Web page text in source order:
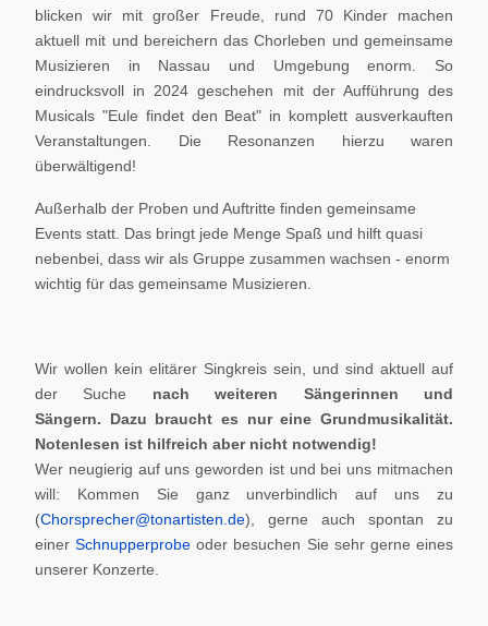
blicken wir mit großer Freude, rund 70 Kinder machen
aktuell mit und bereichern das Chorleben und gemeinsame
Musizieren in Nassau und Umgebung enorm. So
eindrucksvoll in 2024 geschehen mit der Aufführung des
Musicals "Eule findet den Beat" in komplett ausverkauften
Veranstaltungen. Die Resonanzen hierzu waren
überwältigend!
Außerhalb der Proben und Auftritte finden gemeinsame
Events statt. Das bringt jede Menge Spaß und hilft quasi
nebenbei, dass wir als Gruppe zusammen wachsen - enorm
wichtig für das gemeinsame Musizieren.
Wir wollen kein elitärer Singkreis sein, und sind aktuell auf
der Suche nach weiteren Sängerinnen und
Sängern. Dazu braucht es nur eine Grundmusikalität.
Notenlesen ist hilfreich aber nicht notwendig!
Wer neugierig auf uns geworden ist und bei uns mitmachen
will: Kommen Sie ganz unverbindlich auf uns zu
(Chorsprecher@tonartisten.de), gerne auch spontan zu
einerSchnupperprobe oder besuchen Sie sehr gerne eines
unserer Konzerte.